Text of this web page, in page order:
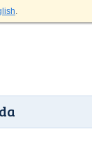
.